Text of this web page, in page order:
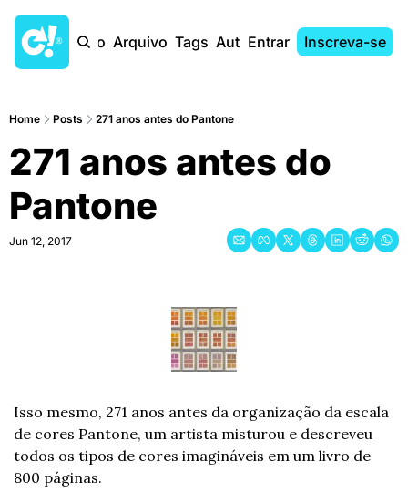
Início Arquivo Tags AutoresEntrar Inscreva-se
Home Posts 271 anos antes do Pantone
271 anos antes do
Pantone
Jun 12, 2017
Isso mesmo, 271 anos antes da organização da escala
de cores Pantone, um artista misturou e descreveu
todos os tipos de cores imagináveis em um livro de
800 páginas.